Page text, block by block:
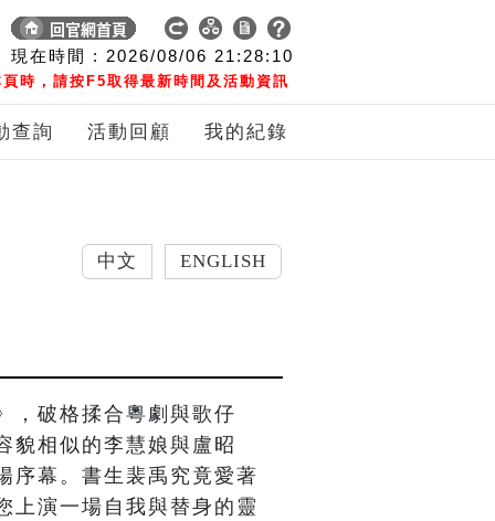
現在時間 : 2026/08/06 21:28:11
時，請按F5取得最新時間及活動資訊
查詢 活動回顧 我的紀錄
ENGLISH
，破格揉合粵劇與歌仔
貌相似的李慧娘與盧昭
序幕。書生裴禹究竟愛著
上演一場自我與替身的靈